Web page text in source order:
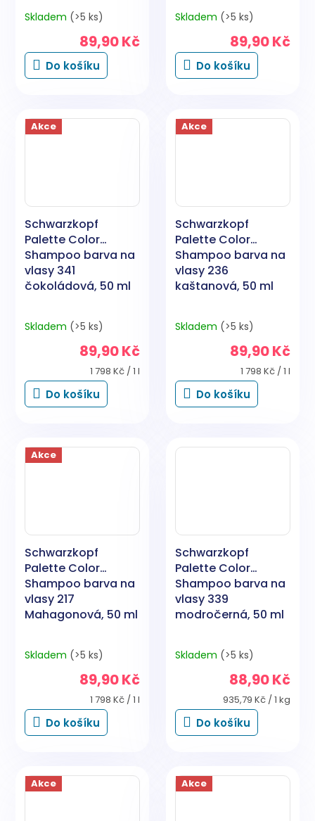
Skladem (>5 ks)
89,90 Kč
Do košíku
Skladem (>5 ks)
89,90 Kč
Do košíku
Akce
Schwarzkopf
Palette Color
Shampoo barva na
vlasy 341
čokoládová, 50 ml
Skladem (>5 ks)
89,90 Kč
Měrná
cena:
1 798 Kč / 1 l
Do košíku
Akce
Schwarzkopf
Palette Color
Shampoo barva na
vlasy 236
kaštanová, 50 ml
Skladem (>5 ks)
89,90 Kč
Měrná
cena:
1 798 Kč / 1 l
Do košíku
Akce
Schwarzkopf
Palette Color
Shampoo barva na
vlasy 217
Mahagonová, 50 ml
Skladem (>5 ks)
89,90 Kč
Měrná
cena:
1 798 Kč / 1 l
Do košíku
Schwarzkopf
Palette Color
Shampoo barva na
vlasy 339
modročerná, 50 ml
Skladem (>5 ks)
88,90 Kč
Měrná
cena:
935,79 Kč / 1 kg
Do košíku
Akce Akce